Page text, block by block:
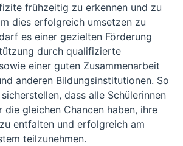
frühzeitig zu erkennen und zu
dies erfolgreich umsetzen zu
es einer gezielten Förderung
durch qualifizierte
einer guten Zusammenarbeit
anderen Bildungsinstitutionen. So
dass alle Schülerinnen
die gleichen Chancen haben, ihre
entfalten und erfolgreich am
teilzunehmen.